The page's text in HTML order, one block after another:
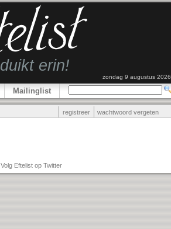
zondag 9 augustus 2026
Mailinglist
registreer wachtwoord vergeten
Volg Eftelist op Twitter